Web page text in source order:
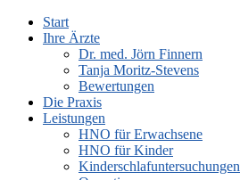
Start
Ihre Ärzte
Dr. med. Jörn Finnern
Tanja Moritz-Stevens
Bewertungen
Die Praxis
Leistungen
HNO für Erwachsene
HNO für Kinder
Kinderschlafuntersuchungen